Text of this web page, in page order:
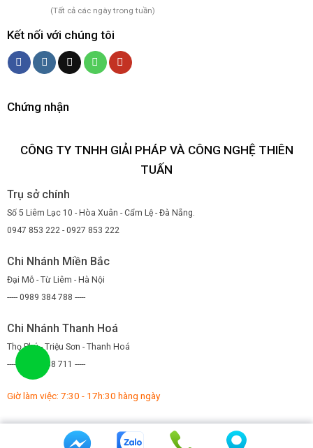
(Tất cả các ngày trong tuần)
Kết nối với chúng tôi
Chứng nhận
CÔNG TY TNHH GIẢI PHÁP VÀ CÔNG NGHỆ THIÊN
TUẤN
Trụ sở chính
Số 5 Liêm Lạc 10 - Hòa Xuân - Cẩm Lệ - Đà Nẵng.
0947 853 222 - 0927 853 222
Chi Nhánh Miền Bắc
Đại Mỗ - Từ Liêm - Hà Nội
----- 0989 384 788 -----
Chi Nhánh Thanh Hoá
Thọ Phú - Triệu Sơn - Thanh Hoá
----- 0971 088 711 -----
Giờ làm việc: 7:30 - 17h:30 hàng ngày